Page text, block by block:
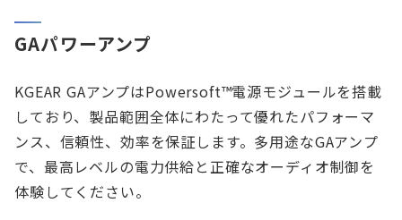
導入事例
GAパワーアンプ
KGEAR GAアンプはPowersoft™電源モジュールを搭載
しており、製品範囲全体にわたって優れたパフォーマ
ンス、信頼性、効率を保証します。多用途なGAアンプ
で、最高レベルの電力供給と正確なオーディオ制御を
体験してください。